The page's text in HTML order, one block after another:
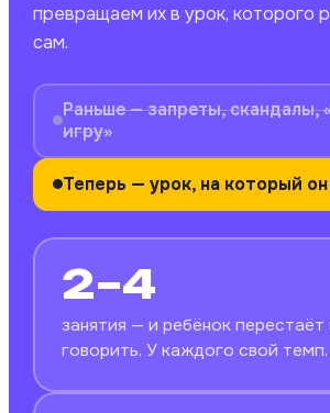
превращаем их в урок, которого
сам.
Раньше — запреты, скандалы,
игру»
Теперь — урок, на который
2–4
занятия — и ребёнок перестаёт
говорить. У каждого свой темп.